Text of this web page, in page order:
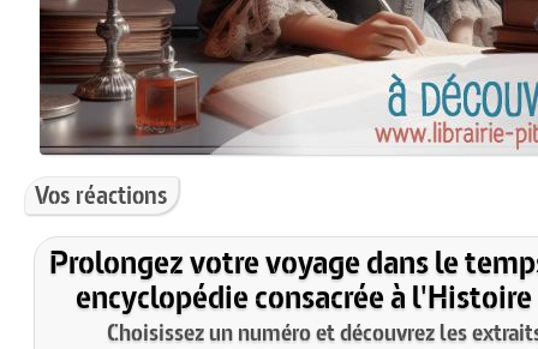
Vos réactions
Prolongez votre voyage dans le
encyclopédie consacrée à l'Histoire
Choisissez un numéro et découvrez les